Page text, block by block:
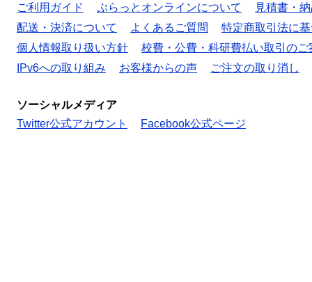
ご利用ガイド
ぷらっとオンラインについて
見積書・
配送・決済について
よくあるご質問
特定商取引法に
個人情報取り扱い方針
校費・公費・科研費払い取引のご
IPv6への取り組み
お客様からの声 ご注文の取り消し
ソーシャルメディア
Twitter公式アカウント
Facebook公式ページ